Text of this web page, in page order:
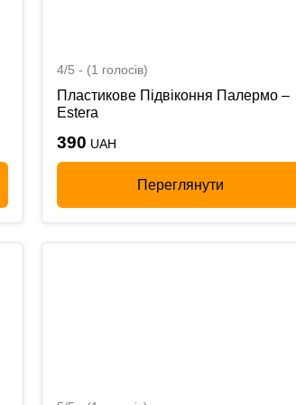
4/5 - (1 голосів)
Пластикове Підвіконня Палермо –
Estera
390 UAH
Переглянути